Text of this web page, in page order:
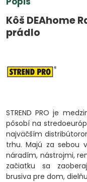
Kôš DEAhome
prádlo
STREND PRO je
pôsobí na
najväčším
trhu. Majú za sebou
náradím, nástrojmi,
začiatku sa
brusiva pre dom,